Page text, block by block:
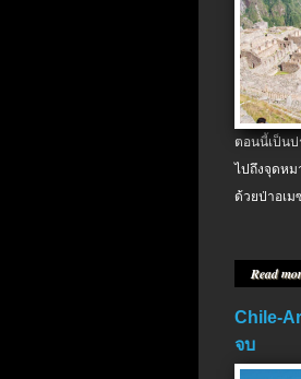
ตอนนี้เป็น
ไปถึงจุดห
ด้วยป่าอเม
Read
Chile-
จบ